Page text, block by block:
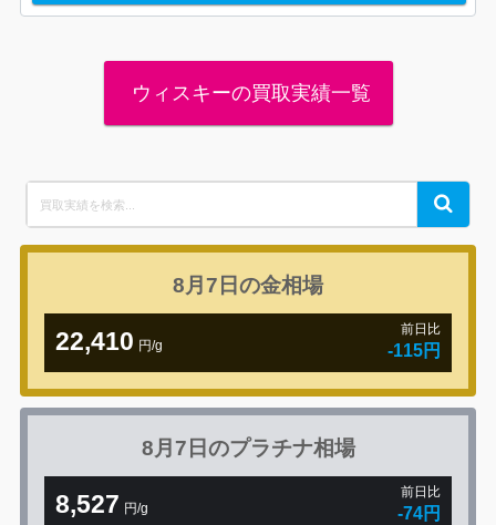
ウィスキーの買取実績一覧
for:
Search
8月7日の金相場
22,410 円/g
前日比
-115円
8月7日のプラチナ相場
8,527 円/g
前日比
-74円